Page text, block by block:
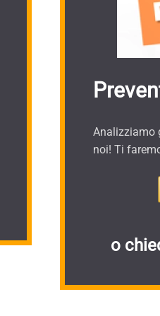
Analizziamo
noi! Ti
o